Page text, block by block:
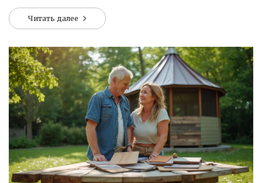
плюсами и минусами каждого. Поделюсь советами, как
выбрать материал, чтобы не переплатить и не попасть
необычные решения, которые работают даже на старой
террасе. После прочтения вы точно сможете выбрать
лучший вариант для себя.
Читать далее